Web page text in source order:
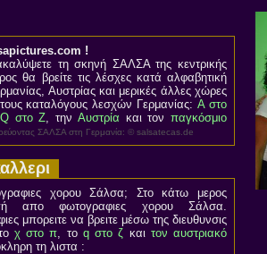
!
τη σκηνή ΣΑΛΣΑ της κεντρικής
θα βρείτε τις λέσχες κατά αλφαβητική
Αυστρίας και μερικές άλλες χώρες
καταλόγους λεσχών Γερμανίας:Α στο
Q στο Z, τηνΑυστρία και τονπαγκόσμιο
ΣΑΛΣΑ στη Γερμανία: © salsatecas.de
χορου Σάλσα; Στο κάτω μερος
απο φωτογραφιες χορου Σάλσα.
μπορειτε να βρειτε μέσω της διευθυνσις
χ στο π, το q στο ζ και τον αυστριακό
τη λιστα :